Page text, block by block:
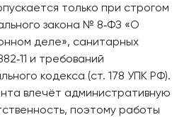
только при строгом
закона № 8‑ФЗ «О
деле», санитарных
и требований
кодекса (ст. 178 УПК РФ).
влечёт административную
поэтому работы